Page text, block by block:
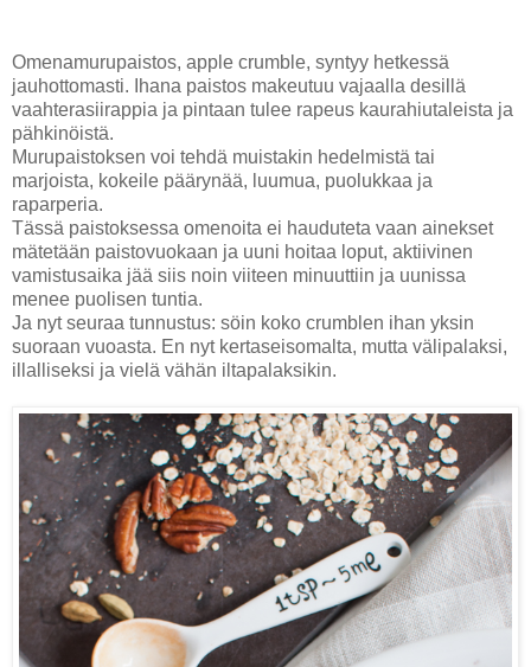
Omenamurupaistos, apple crumble, syntyy hetkessä
jauhottomasti. Ihana paistos makeutuu vajaalla desillä
vaahterasiirappia ja pintaan tulee rapeus kaurahiutaleista ja
pähkinöistä.
Murupaistoksen voi tehdä muistakin hedelmistä tai
marjoista, kokeile päärynää, luumua, puolukkaa ja
raparperia.
Tässä paistoksessa omenoita ei hauduteta vaan ainekset
mätetään paistovuokaan ja uuni hoitaa loput, aktiivinen
vamistusaika jää siis noin viiteen minuuttiin ja uunissa
menee puolisen tuntia.
Ja nyt seuraa tunnustus: söin koko crumblen ihan yksin
suoraan vuoasta. En nyt kertaseisomalta, mutta välipalaksi,
illalliseksi ja vielä vähän iltapalaksikin.